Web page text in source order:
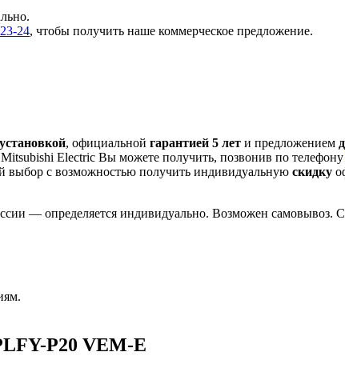
24, чтобы получить наше коммерческое предложение.
, официальной гарантией 5 лет и предложением
Electric Вы можете получить, позвонив по телефону
выбор с возможностью получить индивидуальную скидку
— определяется индивидуально. Возможен самовывоз.
P20 VEM-E